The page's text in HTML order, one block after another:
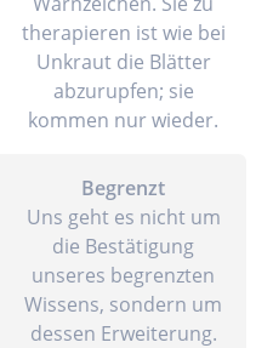
therapieren ist wie bei
Unkraut die Blätter
abzurupfen; sie
kommen nur wieder.
Begrenzt
Uns geht es nicht um
die Bestätigung
unseres begrenzten
Wissens, sondern um
dessen Erweiterung.